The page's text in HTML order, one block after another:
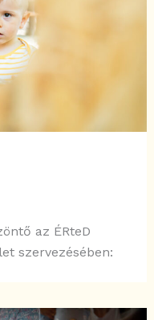
az ÉRteD
szervezésében: